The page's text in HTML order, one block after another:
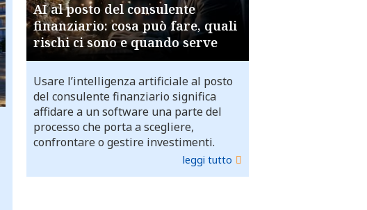
AI al posto del consulente
finanziario: cosa può fare, quali
rischi ci sono e quando serve
Usare l’intelligenza artificiale al posto
del consulente finanziario significa
affidare a un software una parte del
processo che porta a scegliere,
confrontare o gestire investimenti.
leggi tutto